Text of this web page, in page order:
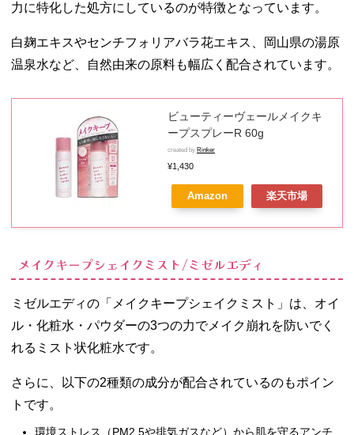
力に特化した処方にしているのが特徴となっています。
白麹エキスやセンチフォリアバラ花エキス、岡山県の湯原
温泉水など、自然由来の原料も幅広く配合されています。
ビューティーヴェールメイクキ
ープスプレーR 60g
created by Rinker
¥1,430
Amazon 楽天市場
メイクキープシェイクミスト/ミゼルエディ
ミゼルエディの「メイクキープシェイクミスト」は、オイ
ル・化粧水・パウダーの3つの力でメイク崩れを防いでく
れるミスト状化粧水です。
さらに、以下の2種類の成分が配合されているのもポイン
トです。
環境ストレス（PM2.5や排気ガスなど）から肌を守るアンチ